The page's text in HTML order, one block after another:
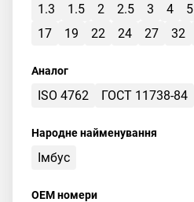
1.3 1.5 2 2.5 3 4 5
17
19 22 24 27 32
Аналог
ISO 4762 ГОСТ 11738-84
Народне найменування
Імбус
OEM номери